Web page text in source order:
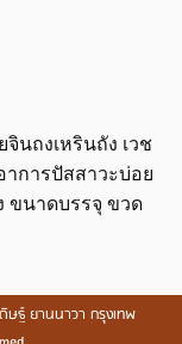
นถงเหรินถัง เวช
าการปัสสาวะบ่อย
ขนาดบรรจุ ขวด
ฐ์ ยานนาวา กรุงเทพ